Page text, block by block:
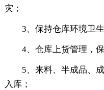
灾；
3、保持仓库环境卫
4、仓库上货管理，
5、来料、半成品、
入库；